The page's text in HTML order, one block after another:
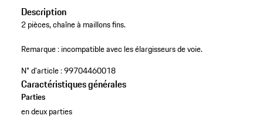
Description
2 pièces, chaîne à maillons fins.
Remarque : incompatible avec les élargisseurs de voie.
N° d'article :99704460018
Caractéristiques générales
Parties
en deux parties